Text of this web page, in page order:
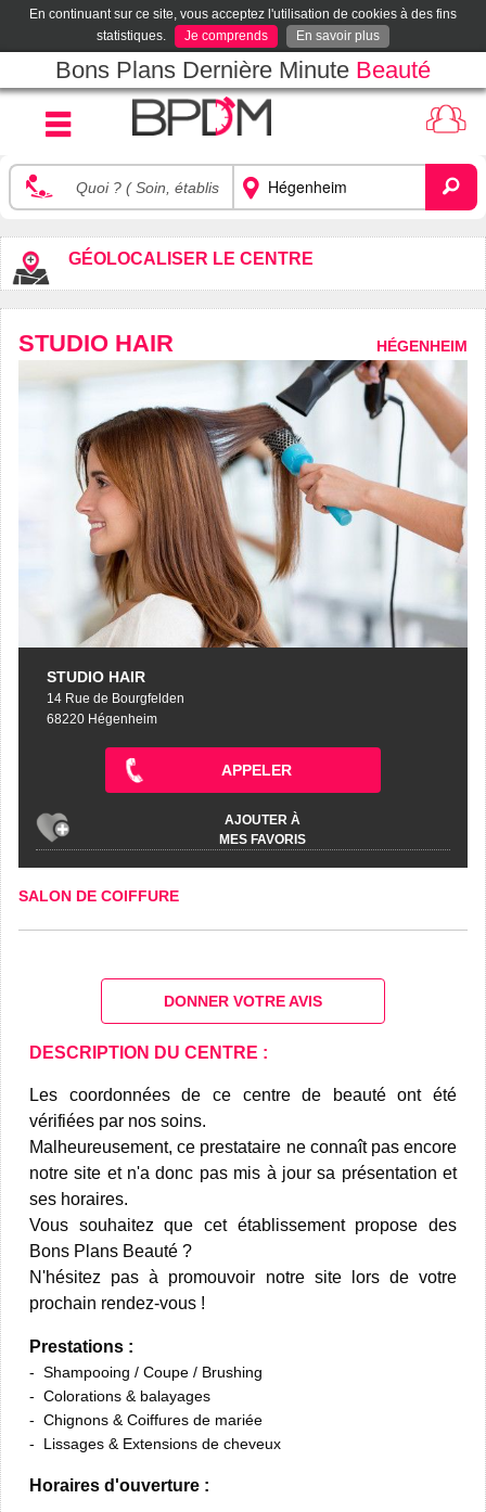
En continuant sur ce site, vous acceptez l'utilisation de cookies à des fins
statistiques.
Je comprends En savoir plus
Bons Plans Dernière Minute Beauté
GÉOLOCALISER LE CENTRE
STUDIO HAIR HÉGENHEIM
STUDIO HAIR
14 Rue de Bourgfelden
68220 Hégenheim
APPELER
AJOUTER À
MES FAVORIS
SALON DE COIFFURE
DONNER VOTRE AVIS
DESCRIPTION DU CENTRE :
Les coordonnées de ce centre de beauté ont été
vérifiées par nos soins.
Malheureusement, ce prestataire ne connaît pas encore
notre site et n'a donc pas mis à jour sa présentation et
ses horaires.
Vous souhaitez que cet établissement propose des
Bons Plans Beauté ?
N'hésitez pas à promouvoir notre site lors de votre
prochain rendez-vous !
Prestations :
Shampooing / Coupe / Brushing
Colorations & balayages
Chignons & Coiffures de mariée
Lissages & Extensions de cheveux
Horaires d'ouverture :